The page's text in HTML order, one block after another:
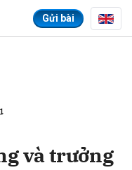
Gửi bài
và trưởng